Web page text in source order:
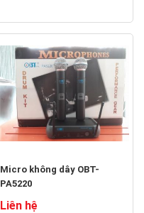
Micro không dây OBT-
PA5220
Liên hệ